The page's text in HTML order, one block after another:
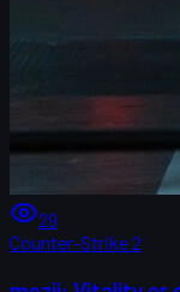
29
Counter-Strike 2